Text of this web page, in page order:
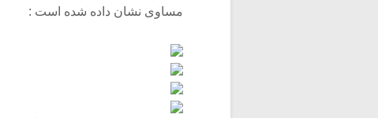
مساوی نشان داده شده است :